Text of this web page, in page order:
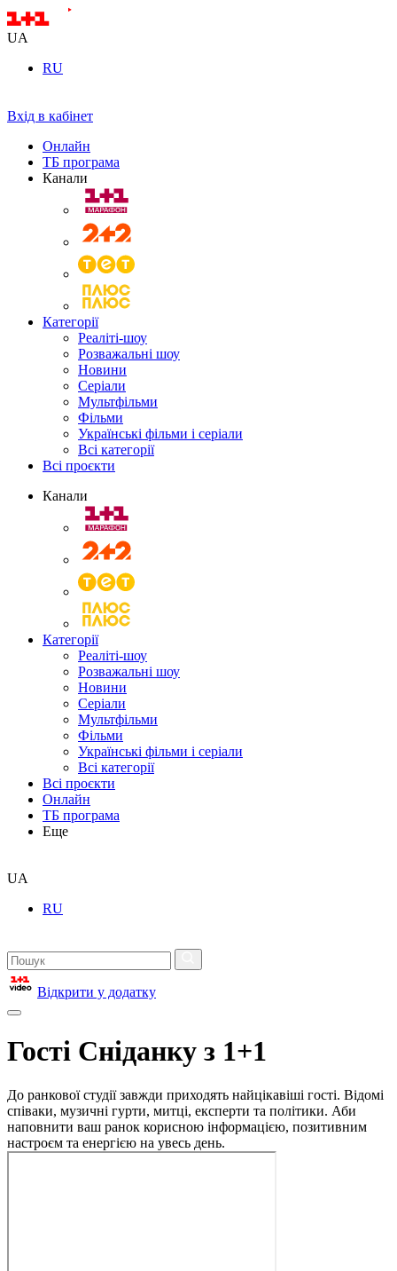
UA
RU
Вхід в кабінет
Онлайн
ТБ програма
Канали
Категорії
Реаліті-шоу
Розважальні шоу
Новини
Серіали
Мультфільми
Фільми
Українські фільми і серіали
Всі категорії
Всі проєкти
Канали
Категорії
Реаліті-шоу
Розважальні шоу
Новини
Серіали
Мультфільми
Фільми
Українські фільми і серіали
Всі категорії
Всі проєкти
Онлайн
ТБ програма
Еще
UA
RU
Відкрити у додатку
Гості Сніданку з 1+1
До ранкової студії завжди приходять найцікавіші гості. Відомі
співаки, музичні гурти, митці, експерти та політики. Аби
наповнити ваш ранок корисною інформацією, позитивним
настроєм та енергією на увесь день.